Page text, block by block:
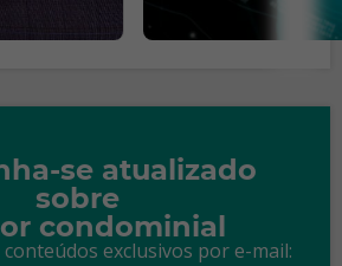
se atualizado
sobre
condominial
exclusivos por e-mail: